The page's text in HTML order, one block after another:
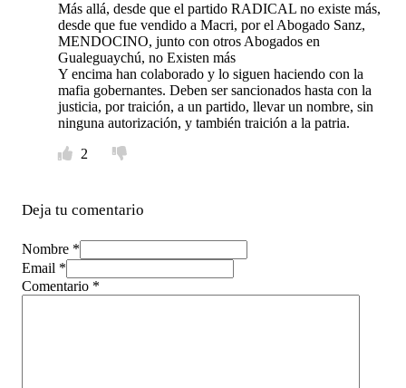
Más allá, desde que el partido RADICAL no existe más,
desde que fue vendido a Macri, por el Abogado Sanz,
MENDOCINO, junto con otros Abogados en
Gualeguaychú, no Existen más
Y encima han colaborado y lo siguen haciendo con la
mafia gobernantes. Deben ser sancionados hasta con la
justicia, por traición, a un partido, llevar un nombre, sin
ninguna autorización, y también traición a la patria.
2
Deja tu comentario
Nombre *
Email *
Comentario *